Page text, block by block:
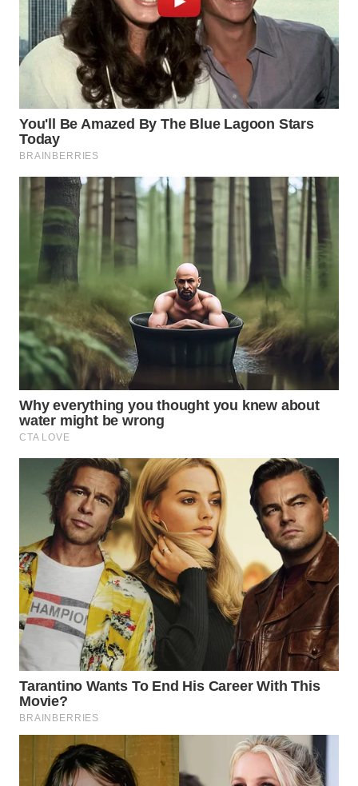
WN
SURABAYA
WN
NATUNA
WN
WN
MANDALIKA
LIKUPANG
WN
LABUANBAJO
WN
BORNEO
Media
WAHANA
NEWS
WAHANA
TANI
WAHANA
ADVOKAT
WAHANA
INFRASTRUKTUR
WAHANA
KONSUMEN